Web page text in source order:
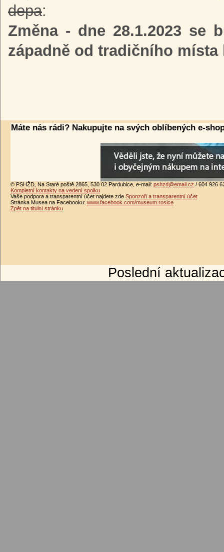
depa:
Změna - dne 28.1.2023 se
západně od tradičního
Máte nás rádi? Nakupujte na svých oblíbených e-
© PSHŽD, Na Staré poště 2865, 530 02 Pardubice, e-mail: pshzd@email.cz / 604 926
Kompletní kontakty na vedení spolku
Vaše podpora a transparentní účet najdete zde Sponzoři a transparentní účet
Stránka Musea na Facebooku: www.facebook.com/museum.rosice
Zpět na titulní stránku
Poslední